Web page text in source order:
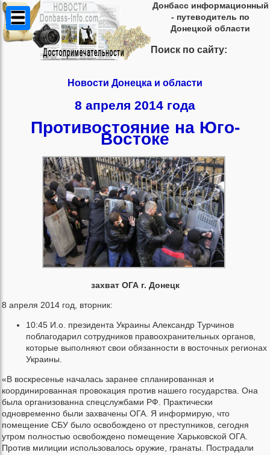
Донбасс информационный
- путеводитель по
Донецкой области
Поиск по сайту:
Новости Донецка и области
8 апреля 2014 года
Противостояние на Юго-
Востоке
захват ОГА г. Донецк
8 апреля 2014 год, вторник:
10:45 И.о. президента Украины Александр Турчинов
поблагодарил сотрудников правоохранительных органов,
которые выполняют свои обязанности в восточных регионах
Украины.
«В воскресенье началась заранее спланированная и
координированная провокация против нашего государства. Она
была организованна спецслужбами РФ. Практически
одновременно были захвачены ОГА. Я информирую, что
помещение СБУ было освобождено от преступников, сегодня
утром полностью освобождено помещение Харьковской ОГА.
Против милиции использовалось оружие, гранаты. Пострадали